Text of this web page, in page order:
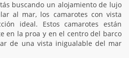
buscando un alojamiento de lujo
al mar, los camarotes con vista
ideal. Estos camarotes están
en la proa y en el centro del barco
de una vista inigualable del mar